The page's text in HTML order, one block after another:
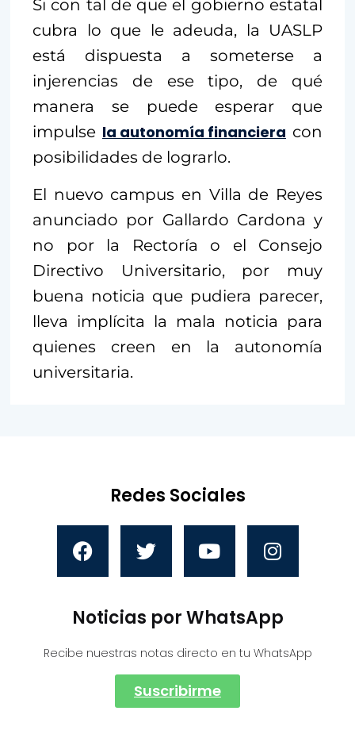
Si con tal de que el gobierno estatal
cubra lo que le adeuda, la UASLP
está dispuesta a someterse a
injerencias de ese tipo, de qué
manera se puede esperar que
impulse la autonomía financiera con
posibilidades de lograrlo.
El nuevo campus en Villa de Reyes
anunciado por Gallardo Cardona y
no por la Rectoría o el Consejo
Directivo Universitario, por muy
buena noticia que pudiera parecer,
lleva implícita la mala noticia para
quienes creen en la autonomía
universitaria.
Redes Sociales
Noticias por WhatsApp
Recibe nuestras notas directo en tu WhatsApp
Suscribirme